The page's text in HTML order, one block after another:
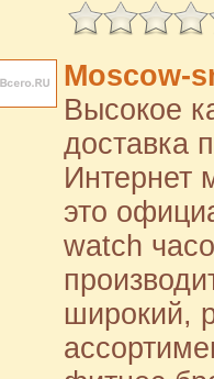
Moscow-
Высокое
доставка
Интернет
это
watch
широкий,